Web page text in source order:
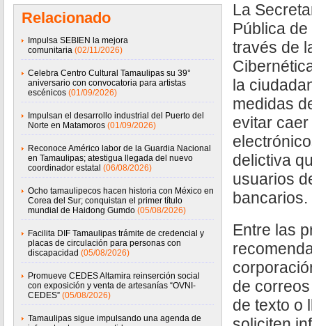
Relacionado
Impulsa SEBIEN la mejora
comunitaria (02/11/2026)
Celebra Centro Cultural Tamaulipas su 39°
aniversario con convocatoria para artistas
escénicos (01/09/2026)
Impulsan el desarrollo industrial del Puerto del
Norte en Matamoros (01/09/2026)
Reconoce Américo labor de la Guardia Nacional
en Tamaulipas; atestigua llegada del nuevo
coordinador estatal (06/08/2026)
Ocho tamaulipecos hacen historia con México en
Corea del Sur; conquistan el primer título
mundial de Haidong Gumdo (05/08/2026)
Facilita DIF Tamaulipas trámite de credencial y
placas de circulación para personas con
discapacidad (05/08/2026)
Promueve CEDES Altamira reinserción social
con exposición y venta de artesanías “OVNI-
CEDES” (05/08/2026)
Tamaulipas sigue impulsando una agenda de
La
Pública
través de
la
medidas
evitar
delictiva
usuarios
bancarios.
Entre las
de
de texto o